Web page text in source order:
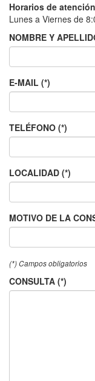
Horarios de
Lunes a Viernes de
NOMBRE Y
E-MAIL (*)
TELÉFONO (*)
LOCALIDAD (*)
MOTIVO DE LA
(*) Campos obligatorios
CONSULTA (*)